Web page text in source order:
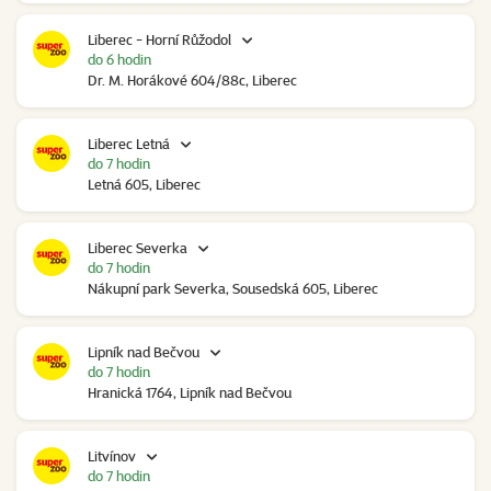
Liberec - Horní Růžodol
Dr. M. Horákové 604/88c, Liberec
do 6 hodin
Liberec Letná
Letná 605, Liberec
do 7 hodin
Liberec Severka
Nákupní park Severka, Sousedská 605, Liberec
do 7 hodin
Lipník nad Bečvou
Hranická 1764, Lipník nad Bečvou
do 7 hodin
Litvínov
do 7 hodin